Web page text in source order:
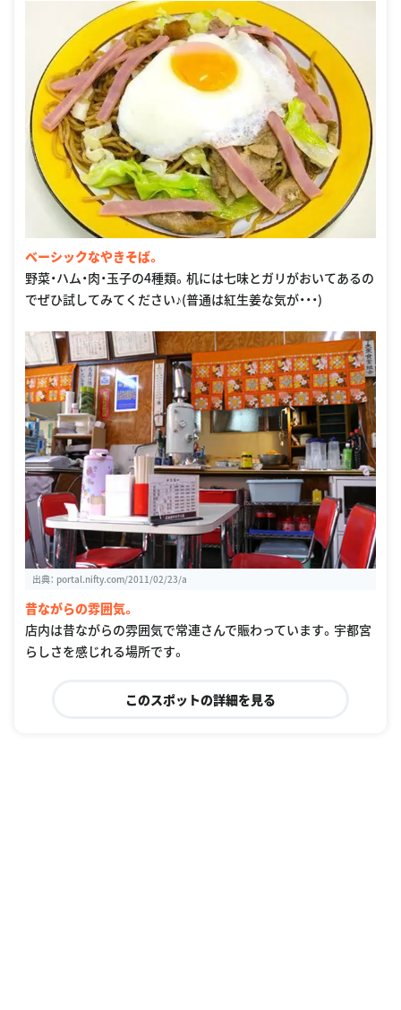
ベーシックなやきそば。
野菜・ハム・肉・玉子の4種類。机には七味とガリがおいてあるの
でぜひ試してみてください♪(普通は紅生姜な気が・・・)
出典： portal.nifty.com/2011/02/23/a
昔ながらの雰囲気。
店内は昔ながらの雰囲気で常連さんで賑わっています。宇都宮
らしさを感じれる場所です。
このスポットの詳細を見る